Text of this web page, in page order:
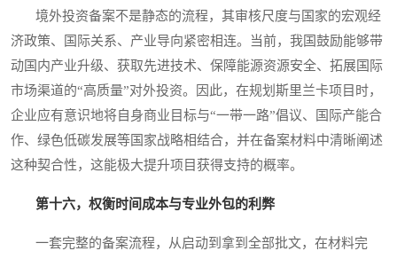
境外投资备案不是静态的流程，其审核尺度与国家的宏观经
济政策、国际关系、产业导向紧密相连。当前，我国鼓励能够带
动国内产业升级、获取先进技术、保障能源资源安全、拓展国际
市场渠道的“高质量”对外投资。因此，在规划斯里兰卡项目时，
企业应有意识地将自身商业目标与“一带一路”倡议、国际产能合
作、绿色低碳发展等国家战略相结合，并在备案材料中清晰阐述
这种契合性，这能极大提升项目获得支持的概率。
第十六，权衡时间成本与专业外包的利弊
一套完整的备案流程，从启动到拿到全部批文，在材料完